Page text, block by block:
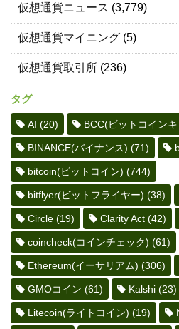
仮想通貨ニュース (3,779)
仮想通貨マイニング (5)
仮想通貨取引所 (236)
タグ
AI (20) BCC(ビットコイン
BINANCE(バイナンス) (71)
bitcoin(ビットコイン) (744)
bitflyer(ビットフライヤー) (38)
Circle (19) Clarity Act (42)
coincheck(コインチェック) (61)
Ethereum(イーサリアム) (306)
GMOコイン (61) Kalshi (23)
Litecoin(ライトコイン) (19)